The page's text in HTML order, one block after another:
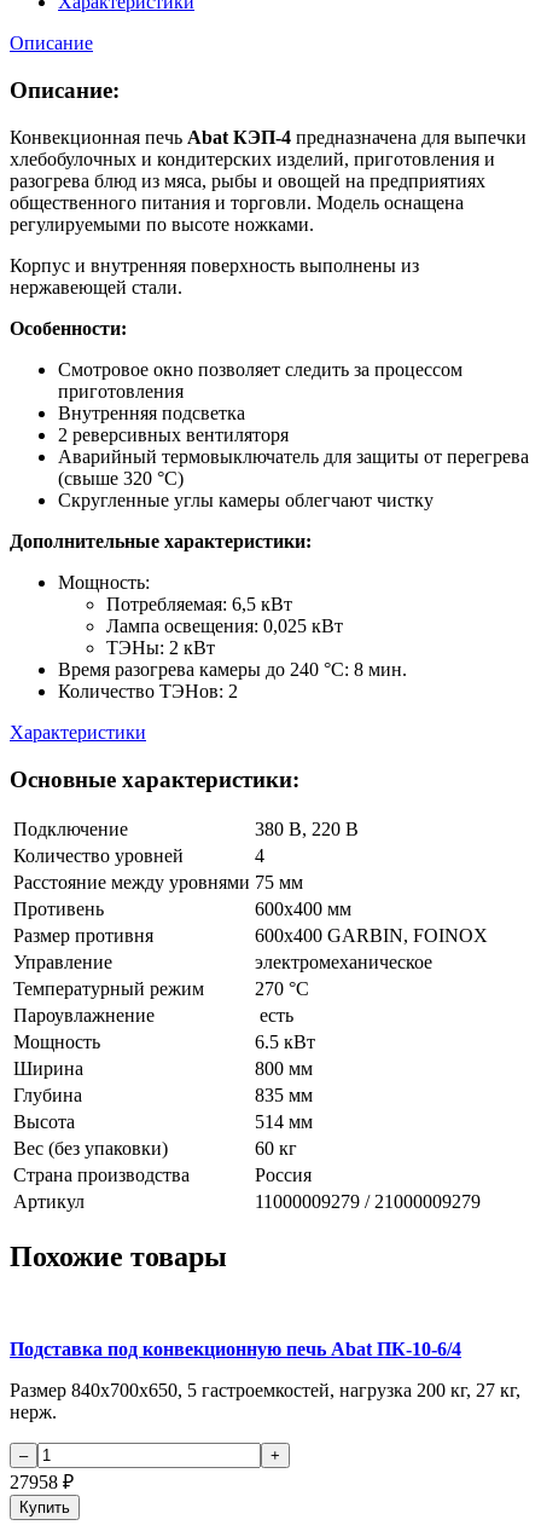
Описание
Описание:
Конвекционная печь Abat КЭП-4 предназначена для выпечки
хлебобулочных и кондитерских изделий, приготовления и
разогрева блюд из мяса, рыбы и овощей на предприятиях
общественного питания и торговли. Модель оснащена
регулируемыми по высоте ножками.
Корпус и внутренняя поверхность выполнены из
нержавеющей стали.
Особенности:
Смотровое окно позволяет следить за процессом
приготовления
Внутренняя подсветка
2 реверсивных вентиляторя
Аварийный термовыключатель для защиты от перегрева
(свыше 320 °С)
Скругленные углы камеры облегчают чистку
Дополнительные характеристики:
Мощность:
Потребляемая: 6,5 кВт
Лампа освещения: 0,025 кВт
ТЭНы: 2 кВт
Время разогрева камеры до 240 °С: 8 мин.
Количество ТЭНов: 2
Характеристики
Основные характеристики:
Подключение
380 В, 220 В
Количество уровней
4
Расстояние между уровнями 75 мм
Противень
600х400 мм
Размер противня
600х400 GARBIN, FOINOX
Управление
электромеханическое
Температурный режим
270 °С
Пароувлажнение
есть
Мощность
6.5 кВт
Ширина
800 мм
Глубина
835 мм
Высота
514 мм
Вес (без упаковки)
60 кг
Страна производства
Россия
Артикул
11000009279 / 21000009279
Похожие товары
Подставка под конвекционную печь Abat ПК-10-6/4
Размер 840х700х650, 5 гастроемкостей, нагрузка 200 кг, 27 кг,
нерж.
27958 ₽
Купить